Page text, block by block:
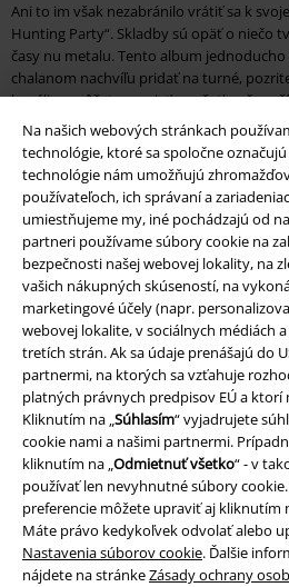
Na našich webových stránkach
technológie, ktoré sa spoločne
technológie nám umožňujú
používateľoch, ich správaní a
umiestňujeme my, iné pochádzajú od
partneri používame súbory cookie na
bezpečnosti našej webovej lokality, na
vašich nákupných skúseností, na
marketingové účely (napr.
webovej lokalite, v sociálnych médiách
tretích strán. Ak sa údaje prenášajú do
partnermi, na ktorých sa vzťahuje
platných právnych predpisov EÚ a ktorí
Kliknutím na „Súhlasím“ vyjadrujete
cookie nami a našimi partnermi.
kliknutím na „Odmietnuť všetko“ - v
používať len nevyhnutné súbory
preferencie môžete upraviť aj kliknutím
Máte právo kedykoľvek odvolať alebo
Nastavenia súborov cookie. Ďalšie
nájdete na stránkeZásady ochrany
Ani to im však nezabránilo vrátiť sa k
Hunting Party“. Skladby sú opäť o niečo
časy nu metalu. Tento album
chalanom nachvíľu pridať na turné,
kanáli sa môžete pozrieť na všetko, čo
Taká inovatívna skupina si zaslúži aj
ponúkame mikiny z nášho oficiálneho
tričká, mikiny, CDčka, náramky, DVDčka,
Vidíme sa v prvom rade pod pódiom!
Návrat Linkin Park: Na tento
Po sedemročnej prestávke od svojho
skupina Linkin Park konečne vrátila.
ôsmym štúdiovým albumom "From
Emily Armstrong, frontmanka skupiny
speváčka.
Tí, ktorí poznajú tvrdý zvuk Dead Sara,
albume “From Zero“ je to hneď jasné:
koreňom. Tento album nevznikol zo dňa
tvrdej práce a odhodlania. Od začiatku
veľmi veľkých topánok po Chesterovi
fanúšikovia možno uvažovali, ako bude
isté: Cesta skupiny Linkin Park pokračuje.